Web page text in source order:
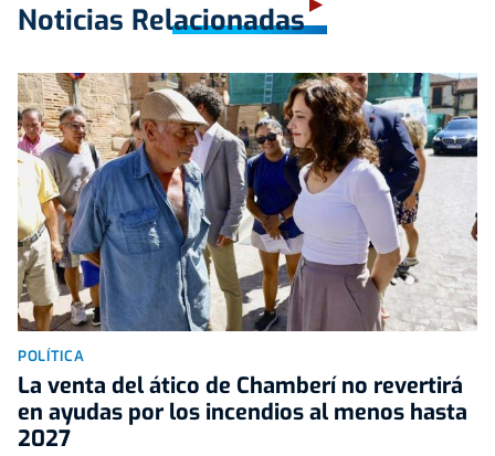
Noticias Relacionadas
POLÍTICA
La venta del ático de Chamberí no revertirá
en ayudas por los incendios al menos hasta
2027